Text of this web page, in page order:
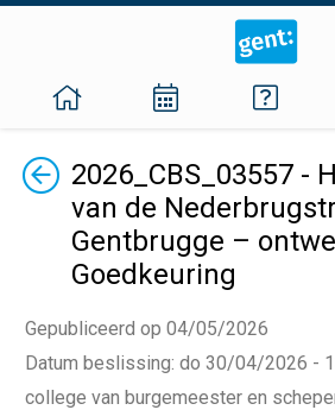
Terug2026_CBS_03557 -
van de
Gentbrugge –
Goedkeuring
Gepubliceerd op 04/05/2026
Datum beslissing: do 30/04/2026 -
college van burgemeester en